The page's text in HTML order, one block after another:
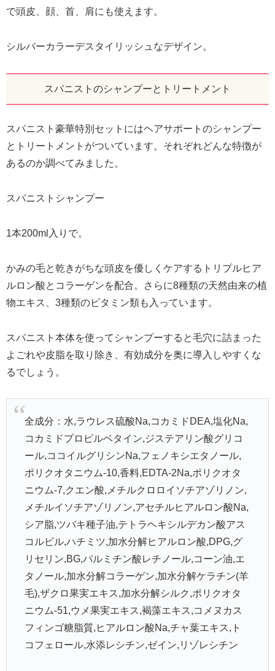
で頭皮、顔、首、肩にも使えます。
シルバーカラーデスタイリッシュなデザイン。
スパニストのシャンプーとトリートメント
スパニスト豪華特別セットにはヘアサポートのシャンプー
とトリートメントがついています。それぞれどんな特徴が
あるのか調べてみました。
スパニストシャンプー
1本200ml入りで。
かみの毛と乾きがちな頭皮を優しくケアするトリプルヒア
ルロン酸とコラーゲンを配合。さらに8種類の天然由来の植
物エキス、3種類のビタミン類も入っています。
スパニスト本体を使ってシャンプーすると毛穴に詰まった
よごれや皮脂を取り除き、有効成分を奥に導入しやすくな
るでしょう。
全成分：水,ラウレス硫酸Na,コカミドDEA,塩化Na,
コカミドプロピルベタイン,ジステアリン酸グリコ
ール,ココイルグリシンNa,フェノキシエタノール,
ポリクオタニウム-10,香料,EDTA-2Na,ポリクオタ
ニウム-7,クエン酸,メチルクロロイソチアゾリノン,
メチルイソチアゾリノン,アセチルヒアルロン酸Na,
シア脂,ツバキ種子油,テトラヘキシルデカン酸アス
コルビル,ハチミツ,加水分解ヒアルロン酸,DPG,グ
リセリン,BG,パルミチン酸レチノール,コーン油,エ
タノール,加水分解コラーゲン,加水分解ケラチン(羊
毛),ザクロ果実エキス,加水分解シルク,ポリクオタ
ニウム-51,ウメ果実エキス,褐藻エキス,コメヌカス
フィンゴ糖脂質,ヒアルロン酸Na,チャ葉エキス,ト
コフェロール,水添レシチン,ゼイン,リゾレシチン